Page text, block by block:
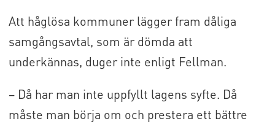
Att håglösa kommuner lägger fram dåliga
samgångsavtal, som är dömda att
underkännas, duger inte enligt Fellman.
– Då har man inte uppfyllt lagens syfte. Då
måste man börja om och prestera ett bättre